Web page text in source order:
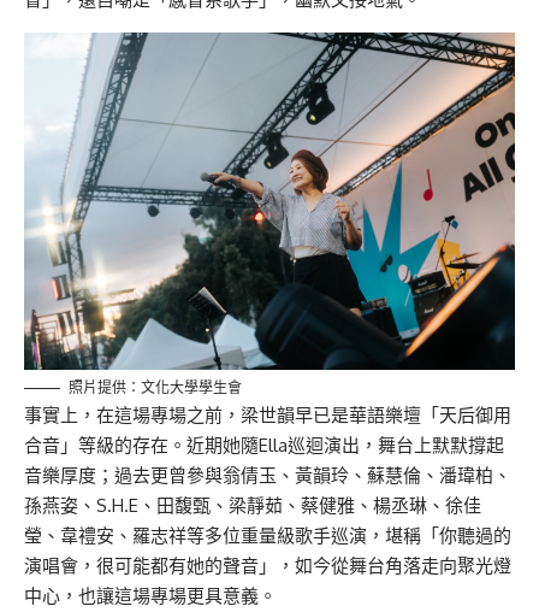
照片提供：文化大學學生會
事實上，在這場專場之前，梁世韻早已是華語樂壇「天后御用
合音」等級的存在。近期她隨Ella巡迴演出，舞台上默默撐起
音樂厚度；過去更曾參與翁倩玉、黃韻玲、蘇慧倫、潘瑋柏、
孫燕姿、S.H.E、田馥甄、梁靜茹、蔡健雅、楊丞琳、徐佳
瑩、韋禮安、羅志祥等多位重量級歌手巡演，堪稱「你聽過的
演唱會，很可能都有她的聲音」，如今從舞台角落走向聚光燈
中心，也讓這場專場更具意義。